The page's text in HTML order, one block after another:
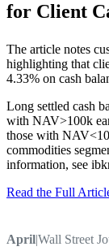
for Client
The article notes
highlighting that
4.33% on cash
Long settled cash
with NAV>100k
those with
commodities
information, see
Read the Full
April|Wall Street